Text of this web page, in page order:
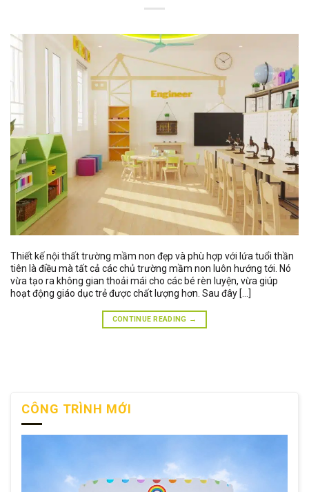
Thiết kế nội thất trường mầm non đẹp và phù hợp với lứa tuổi thần
tiên là điều mà tất cả các chủ trường mầm non luôn hướng tới. Nó
vừa tạo ra không gian thoải mái cho các bé rèn luyện, vừa giúp
hoạt động giáo dục trẻ được chất lượng hơn. Sau đây […]
CONTINUE READING →
CÔNG TRÌNH MỚI